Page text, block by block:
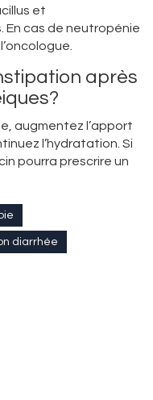
et
En cas de neutropénie
après
augmentez l’apport
l’hydratation. Si
pourra prescrire un
diarrhée